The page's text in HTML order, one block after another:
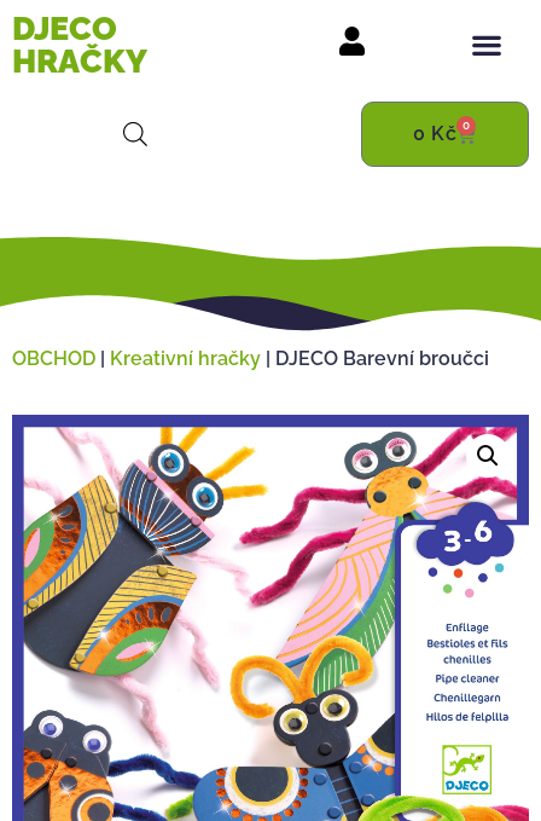
DJECO
HRAČKY
0 Kč 0
OBCHOD | Kreativní hračky | DJECO Barevní broučci